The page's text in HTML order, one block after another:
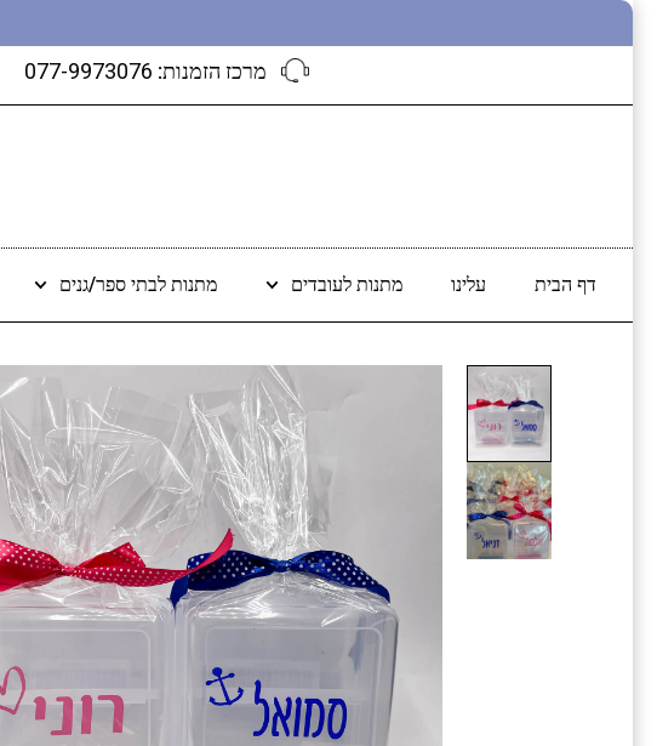
מרכז הזמנות: 077-9973076
דף הבית עלינו מתנות לעובדים מתנות לבתי ספר/גנים